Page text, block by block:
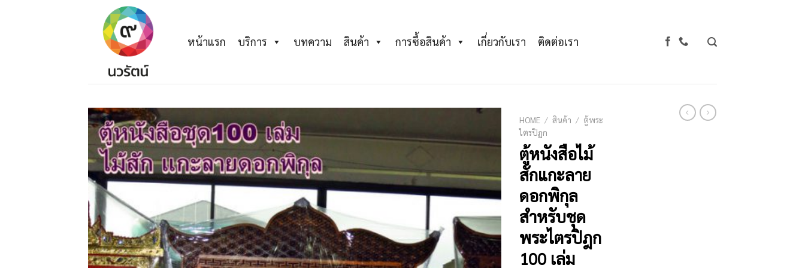
หน้าแรก บริการ บทความ สินค้า การซื้อสินค้า เกี่ยวกับเรา ติดต่อเรา
Add to
HOME / สินค้า / ตู้พระ
ไตรปิฏก
ตู้หนังสือไม้
สักแกะลาย
ดอกพิกุล
สำหรับชุด
พระไตรปิฎก
100 เล่ม